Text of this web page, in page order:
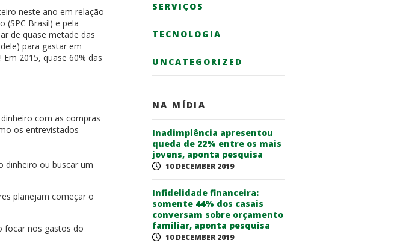
neste ano em relação
(SPC Brasil) e pela
de quase metade das
para gastar em
2015, quase 60% das
com as compras
os entrevistados
dinheiro ou buscar um
planejam começar o
focar nos gastos do
SERVIÇOS
TECNOLOGIA
UNCATEGORIZED
NA MÍDIA
Inadimplência apresentou
queda de 22% entre os mais
jovens, aponta pesquisa
10 DECEMBER 2019
Infidelidade financeira:
somente 44% dos casais
conversam sobre orçamento
familiar, aponta pesquisa
10 DECEMBER 2019